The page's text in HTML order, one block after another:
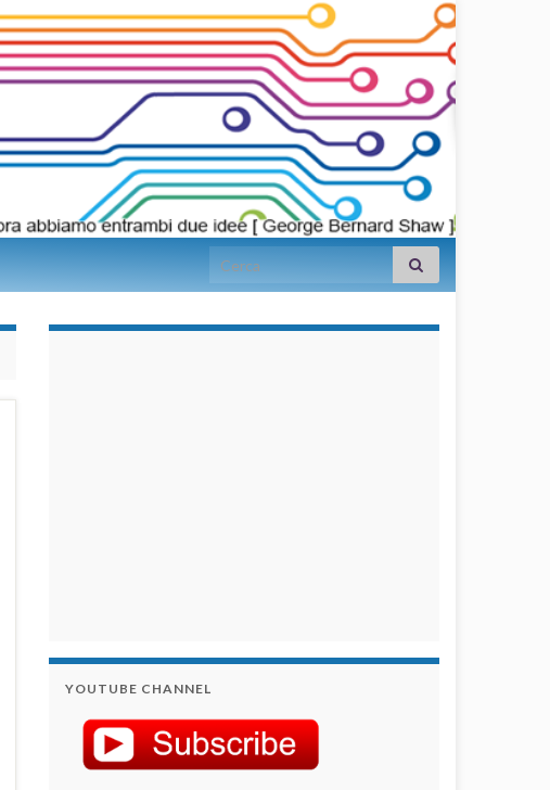
Search for:
YOUTUBE CHANNEL